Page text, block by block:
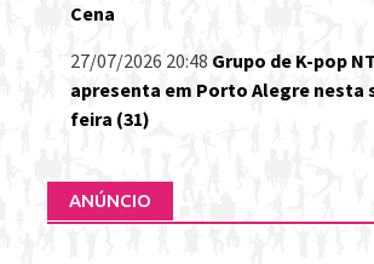
Cena
27/07/2026 20:48 Grupo de K-pop
apresenta em Porto Alegre nesta
feira (31)
ANÚNCIO